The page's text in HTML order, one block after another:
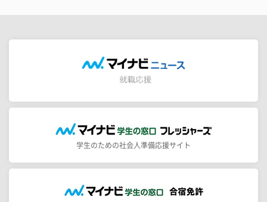
学生のための社会人準備応援サイト